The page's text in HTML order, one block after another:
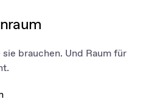
brauchen. Und Raum für